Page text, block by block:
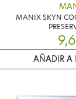
MANIX SKYN
AÑADIR A